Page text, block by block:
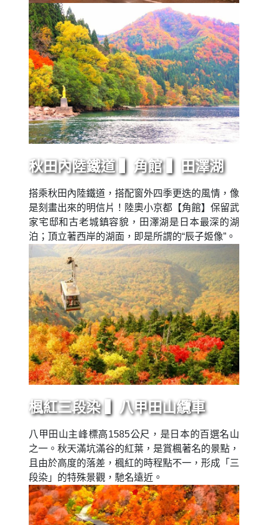
秋田內陸鐵道 ▍角館 ▍田澤湖
搭乘秋田內陸鐵道，搭配窗外四季更迭的風情，像
是刻畫出來的明信片！陸奧小京都【角館】保留武
家宅邸和古老城鎮容貌，田澤湖是日本最深的湖
泊；頂立著西岸的湖面，即是所謂的“辰子姬像”。
楓紅三段染 ▍八甲田山纜車
八甲田山主峰標高1585公尺，是日本的百選名山
之一。秋天滿坑滿谷的紅葉，是賞楓著名的景點，
且由於高度的落差，楓紅的時程點不一，形成「三
段染」的特殊景觀，馳名遠近。